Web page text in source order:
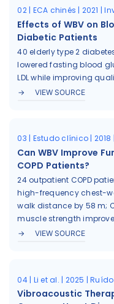
02 | ECA chinés | 2021 |
Effects of WBV on
Diabetic Patients
40 elderly type 2
lowered fasting blood
LDL while improving
VIEW SOURCE
03 | Estudo clínico |
Can WBV Improve
COPD Patients?
24 outpatient COPD
high-frequency chest-
walk distance by 58 m;
muscle strength
VIEW SOURCE
04 | Li et al. | 2025 |
Vibroacoustic